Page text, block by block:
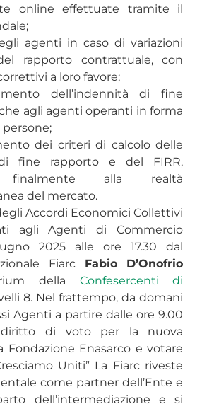
online effettuate tramite il
agenti in caso di variazioni
rapporto contrattuale, con
a loro favore;
dell’indennità di fine
agli agenti operanti in forma
dei criteri di calcolo delle
fine rapporto e del FIRR,
finalmente alla realtà
del mercato.
Accordi Economici Collettivi
agli Agenti di Commercio
2025 alle ore 17.30 dal
Fiarc Fabio D’Onofrio
della Confesercenti di
8. Nel frattempo, da domani
Agenti a partire dalle ore 9.00
di voto per la nuova
Fondazione Enasarco e votare
Uniti” La Fiarc riveste
come partner dell’Ente e
dell’intermediazione e si